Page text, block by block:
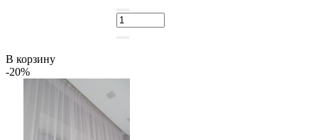
В корзину
-20%